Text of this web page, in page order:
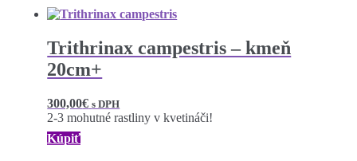
Trithrinax campestris – kmeň
20cm+
300,00€ s DPH
2-3 mohutné rastliny v kvetináči!
Kúpiť